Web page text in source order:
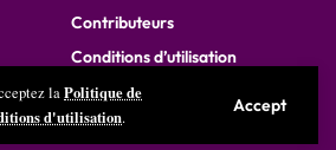
laPolitique de
d'utilisation.
Accept
Contributeurs
Conditions d’utilisation